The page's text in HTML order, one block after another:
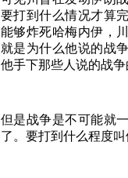
要打到什么情况才算
能够炸死哈梅内伊，
就是为什么他说的战
他手下那些人说的战
但是战争是不可能就
了。要打到什么程度